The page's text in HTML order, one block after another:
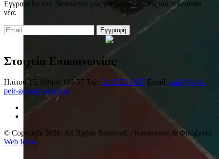
Εγγραφείτε στο Newsletter μας για ανακοινώσεις και τελευταία
νέα.
Εγγραφή
Στοιχεία Επικοινωνίας
Ηπίτου 15, Αθήνα 105 57 Τηλ: 21 0322 1687 Email: mail@1lyk-
peir-gennad.att.sch.gr
© Copyright 2026. All Rights Reserved. | Κατασκευή & Φιλοξενία
Web Ideas